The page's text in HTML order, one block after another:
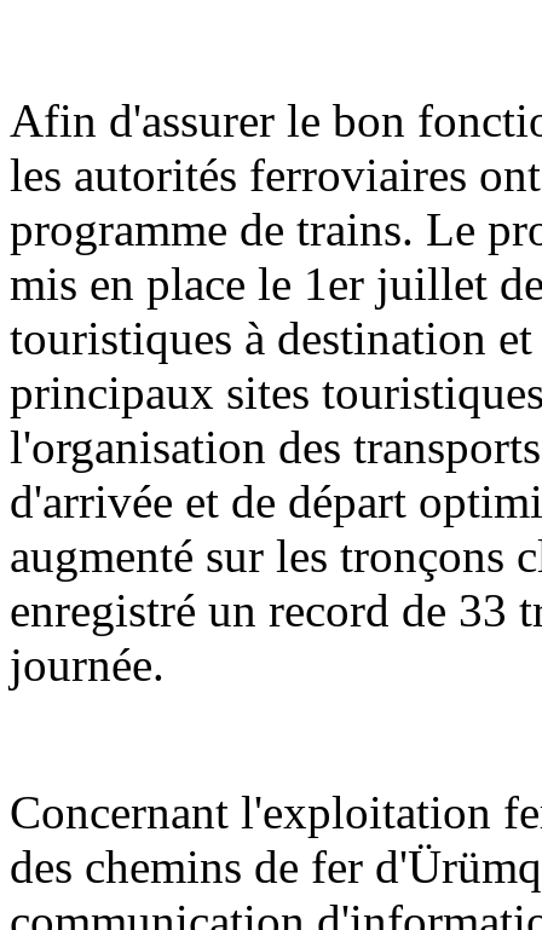
Afin d'assurer le bon
les autorités ferroviaires
programme de trains. Le
mis en place le 1er juillet
touristiques à destination
principaux sites
l'organisation des
d'arrivée et de départ
augmenté sur les
enregistré un record de 33
journée.
Concernant l'exploitation
des chemins de fer